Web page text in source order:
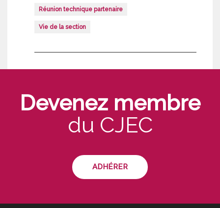
Réunion technique partenaire
Vie de la section
Devenez membre
du CJEC
ADHÉRER